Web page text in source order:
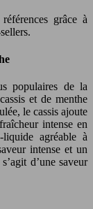
grâce à
populaires de la
et de menthe
le cassis ajoute
intense en
agréable à
intense et un
d’une saveur